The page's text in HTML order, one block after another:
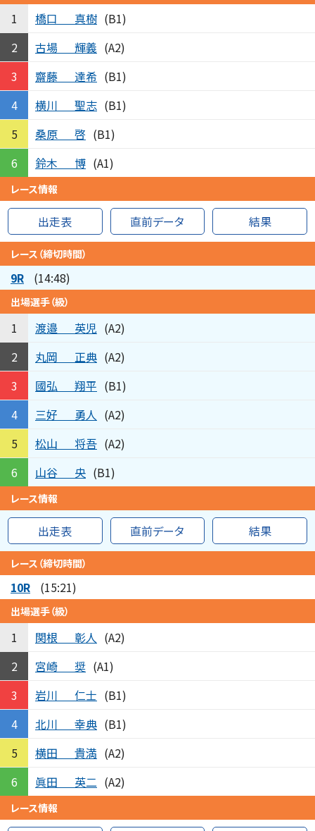
1 橋口 真樹 (B1)
2
古場 輝義 (A2)
3
齋藤 達希 (B1)
4
横川 聖志 (B1)
5
桑原 啓 (B1)
6
鈴木 博 (A1)
レース情報
出走表 直前データ 結果
レース（締切時間）
9R (14:48)
出場選手（級）
1 渡邉 英児 (A2)
2
丸岡 正典 (A2)
3
國弘 翔平 (B1)
4
三好 勇人 (A2)
5
松山 将吾 (A2)
6
山谷 央 (B1)
レース情報
出走表 直前データ 結果
レース（締切時間）
10R (15:21)
出場選手（級）
1 関根 彰人 (A2)
2
宮崎 奨 (A1)
3
岩川 仁士 (B1)
4
北川 幸典 (B1)
5
横田 貴満 (A2)
6
眞田 英二 (A2)
レース情報